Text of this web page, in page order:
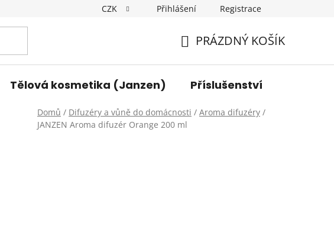
Podmínky ochrany osobních údajů Kontakt
CZK Přihlášení Registrace
KOŠÍK
PRÁZDNÝ KOŠÍK
Tělová kosmetika (Janzen) Příslušenství
Domů / Difuzéry a vůně do domácnosti / Aroma difuzéry /
JANZEN Aroma difuzér Orange 200 ml